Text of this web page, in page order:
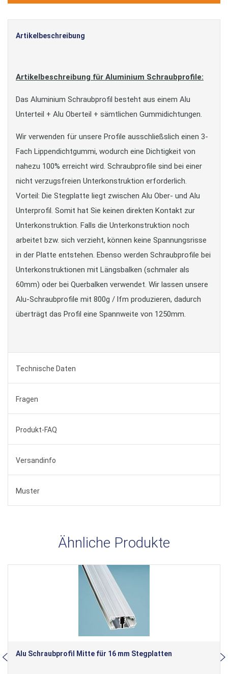
Artikelbeschreibung
Artikelbeschreibung für Aluminium Schraubprofile:
Das Aluminium Schraubprofil besteht aus einem Alu
Unterteil + Alu Oberteil + sämtlichen Gummidichtungen.
Wir verwenden für unsere Profile ausschließslich einen 3-
Fach Lippendichtgummi, wodurch eine Dichtigkeit von
nahezu 100% erreicht wird. Schraubprofile sind bei einer
nicht verzugsfreien Unterkonstruktion erforderlich.
Vorteil: Die Stegplatte liegt zwischen Alu Ober- und Alu
Unterprofil. Somit hat Sie keinen direkten Kontakt zur
Unterkonstruktion. Falls die Unterkonstruktion noch
arbeitet bzw. sich verzieht, können keine Spannungsrisse
in der Platte entstehen. Ebenso werden Schraubprofile bei
Unterkonstruktionen mit Längsbalken (schmaler als
60mm) oder bei Querbalken verwendet. Wir lassen unsere
Alu-Schraubprofile mit 800g / lfm produzieren, dadurch
überträgt das Profil eine Spannweite von 1250mm.
Technische Daten
Fragen
Produkt-FAQ
Versandinfo
Muster
Ähnliche Produkte
Alu Schraubprofil Mitte für 16 mm Stegplatten